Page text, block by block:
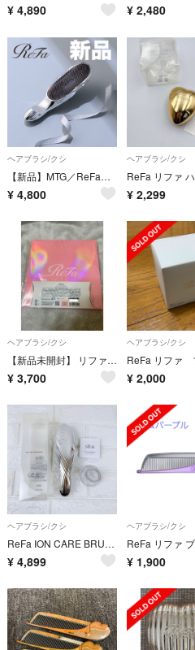
¥ 4,890 ¥ 2,480
ヘアブラシ/クシ
【新品】MTG／ReFa（リファ）／イオンケアブラシ （RS-AI00A） 5
¥ 4,800
ヘアブラシ/クシ
¥ 2,299
ヘアブラシ/クシ
【新品未開封】 リファ ハートコーム アイラ エムピンク 限定ショッパー付き
¥ 3,700
ヘアブラシ/クシ
ReFa リファ
¥ 2,000
ヘアブラシ/クシ
ReFa ION CARE BRUSH リファイオンケアブラシ シルバー
¥ 4,899
ヘアブラシ/クシ
¥ 1,900